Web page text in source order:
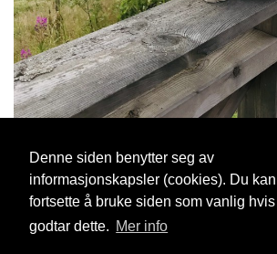
Denne siden benytter seg av
informasjonskapsler (cookies). Du kan
fortsette å bruke siden som vanlig hvis
godtar dette. Mer info
pincy 2 Okt, 2025
Blogg Support Kontakt oss